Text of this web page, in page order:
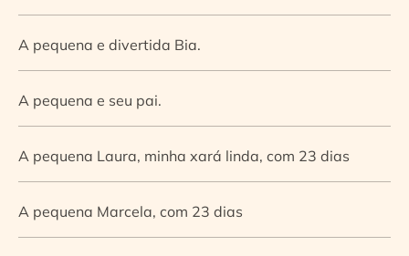
A pequena e divertida Bia.
A pequena e seu pai.
A pequena Laura, minha xará linda, com 23 dias
A pequena Marcela, com 23 dias